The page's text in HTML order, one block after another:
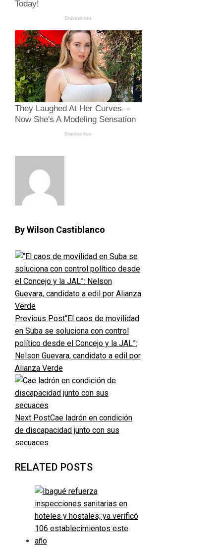
By Wilson Castiblanco
Previous Post“El caos de movilidad
en Suba se soluciona con control
político desde el Concejo y la JAL”:
Nelson Guevara, candidato a edil por
Alianza Verde
Next PostCae ladrón en condición
de discapacidad junto con sus
secuaces
RELATED POSTS